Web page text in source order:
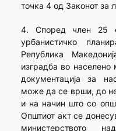
точка 4 од Законот за
4. Според член 25
урбанистичко
Република
изградба во
документација за
може да се врши, до
и на начин што со
Општиот акт се
министерството